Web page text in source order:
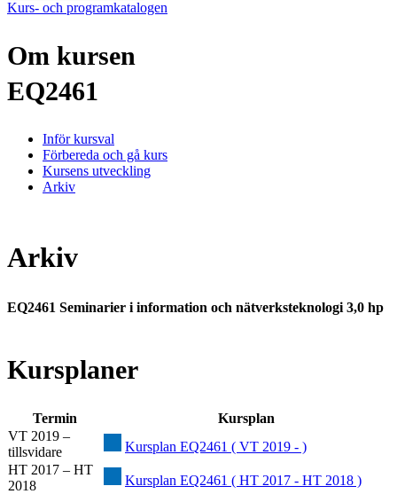
Kurs- och programkatalogen
Om kursen
EQ2461
Inför kursval
Förbereda och gå kurs
Kursens utveckling
Arkiv
Arkiv
EQ2461 Seminarier i information och nätverksteknologi 3,0 hp
Kursplaner
Termin
Kursplan
VT 2019 –
tillsvidare
Kursplan EQ2461 ( VT 2019 - )
HT 2017 – HT
2018
Kursplan EQ2461 ( HT 2017 - HT 2018 )